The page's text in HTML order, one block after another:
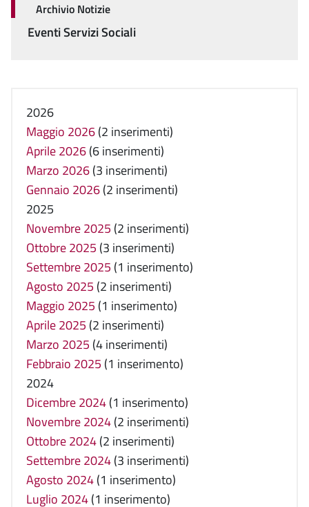
Archivio Notizie
Eventi Servizi Sociali
2026
Maggio 2026(2 inserimenti)
Aprile 2026(6 inserimenti)
Marzo 2026(3 inserimenti)
Gennaio 2026(2 inserimenti)
2025
Novembre 2025 (2 inserimenti)
Ottobre 2025 (3 inserimenti)
Settembre 2025 (1 inserimento)
Agosto 2025 (2 inserimenti)
Maggio 2025 (1 inserimento)
Aprile 2025 (2 inserimenti)
Marzo 2025 (4 inserimenti)
Febbraio 2025 (1 inserimento)
2024
Dicembre 2024(1 inserimento)
Novembre 2024(2 inserimenti)
Ottobre 2024(2 inserimenti)
Settembre 2024(3 inserimenti)
Agosto 2024(1 inserimento)
Luglio 2024(1 inserimento)